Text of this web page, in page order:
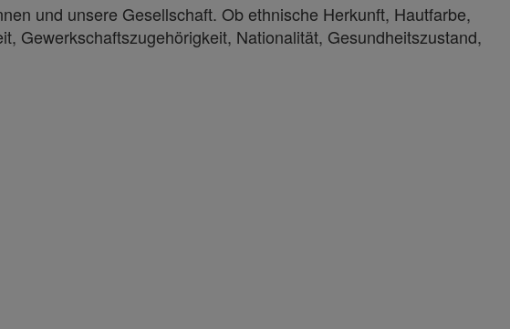
und unsere Gesellschaft. Ob ethnische Herkunft, Hautfarbe,
Gewerkschaftszugehörigkeit, Nationalität, Gesundheitszustand,